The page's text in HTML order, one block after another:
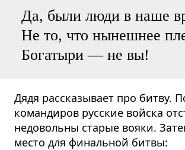
Да, были люди в наше
Не то, что нынешнее
Богатыри — не вы!
Дядя рассказывает про битву.
командиров русские войска
недовольны старые вояки.
место для финальной битвы: